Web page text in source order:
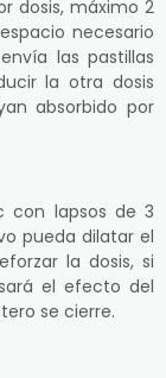
dosis, máximo 2
necesario
las pastillas
la otra dosis
absorbido por
con lapsos de 3
pueda dilatar el
la dosis, si
el efecto del
se cierre.